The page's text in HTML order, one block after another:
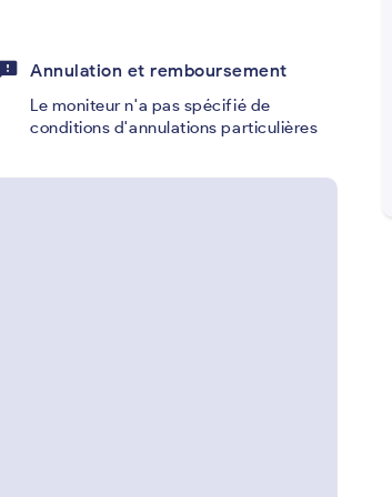
feedback Annulation et remboursement
Le moniteur n'a pas spécifié de
conditions d'annulations particulières